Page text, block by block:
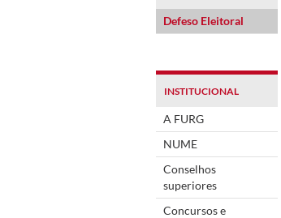
Defeso Eleitoral
INSTITUCIONAL
A FURG
NUME
Conselhos
superiores
Concursos e